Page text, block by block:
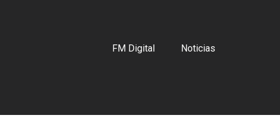
FM Digital Noticias